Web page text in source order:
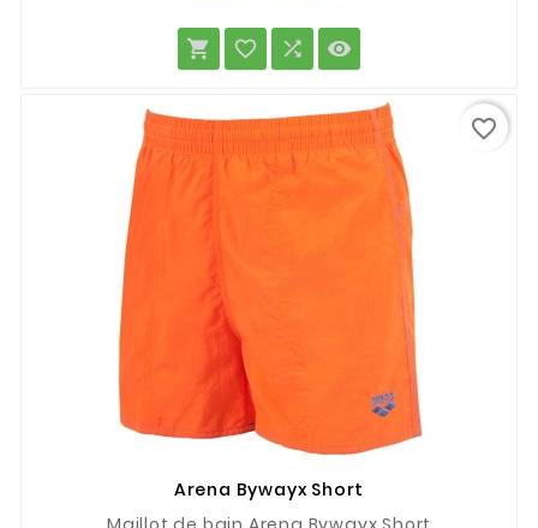
   
Arena Bywayx Short
favorite_border